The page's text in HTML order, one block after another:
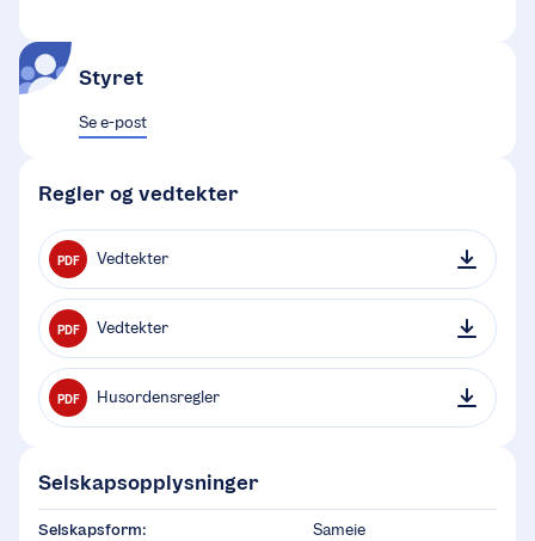
Styret
Se e-post
Regler og vedtekter
PDF Vedtekter
PDF Vedtekter
PDF Husordensregler
Selskapsopplysninger
Selskapsform: Sameie